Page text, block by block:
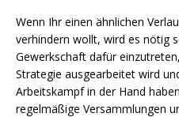
Wenn Ihr einen ähnlichen
verhindern wollt, wird es nötig
Gewerkschaft dafür
Strategie ausgearbeitet wird
Arbeitskampf in der Hand
regelmäßige Versammlungen